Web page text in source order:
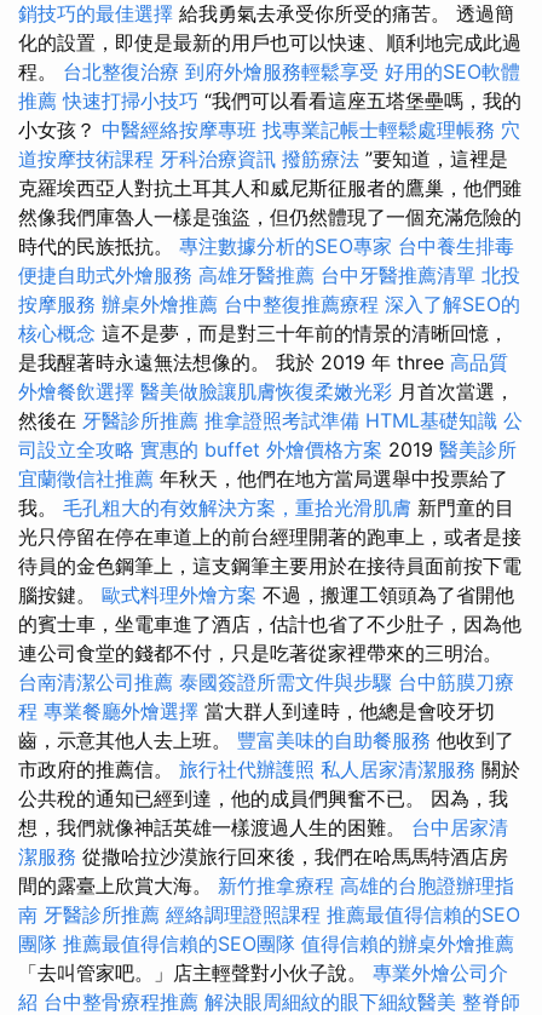
銷技巧的最佳選擇 給我勇氣去承受你所受的痛苦。 透過簡
化的設置，即使是最新的用戶也可以快速、順利地完成此過
程。 台北整復治療 到府外燴服務輕鬆享受 好用的SEO軟體
推薦 快速打掃小技巧 “我們可以看看這座五塔堡壘嗎，我的
小女孩？ 中醫經絡按摩專班 找專業記帳士輕鬆處理帳務 穴
道按摩技術課程 牙科治療資訊 撥筋療法 ”要知道，這裡是
克羅埃西亞人對抗土耳其人和威尼斯征服者的鷹巢，他們雖
然像我們庫魯人一樣是強盜，但仍然體現了一個充滿危險的
時代的民族抵抗。 專注數據分析的SEO專家 台中養生排毒
便捷自助式外燴服務 高雄牙醫推薦 台中牙醫推薦清單 北投
按摩服務 辦桌外燴推薦 台中整復推薦療程 深入了解SEO的
核心概念 這不是夢，而是對三十年前的情景的清晰回憶，
是我醒著時永遠無法想像的。 我於 2019 年 three 高品質
外燴餐飲選擇 醫美做臉讓肌膚恢復柔嫩光彩 月首次當選，
然後在 牙醫診所推薦 推拿證照考試準備 HTML基礎知識 公
司設立全攻略 實惠的 buffet 外燴價格方案 2019 醫美診所
宜蘭徵信社推薦 年秋天，他們在地方當局選舉中投票給了
我。 毛孔粗大的有效解決方案，重拾光滑肌膚 新門童的目
光只停留在停在車道上的前台經理開著的跑車上，或者是接
待員的金色鋼筆上，這支鋼筆主要用於在接待員面前按下電
腦按鍵。 歐式料理外燴方案 不過，搬運工領頭為了省開他
的賓士車，坐電車進了酒店，估計也省了不少肚子，因為他
連公司食堂的錢都不付，只是吃著從家裡帶來的三明治。
台南清潔公司推薦 泰國簽證所需文件與步驟 台中筋膜刀療
程 專業餐廳外燴選擇 當大群人到達時，他總是會咬牙切
齒，示意其他人去上班。 豐富美味的自助餐服務 他收到了
市政府的推薦信。 旅行社代辦護照 私人居家清潔服務 關於
公共稅的通知已經到達，他的成員們興奮不已。 因為，我
想，我們就像神話英雄一樣渡過人生的困難。 台中居家清
潔服務 從撒哈拉沙漠旅行回來後，我們在哈馬馬特酒店房
間的露臺上欣賞大海。 新竹推拿療程 高雄的台胞證辦理指
南 牙醫診所推薦 經絡調理證照課程 推薦最值得信賴的SEO
團隊 推薦最值得信賴的SEO團隊 值得信賴的辦桌外燴推薦
「去叫管家吧。」店主輕聲對小伙子說。 專業外燴公司介
紹 台中整骨療程推薦 解決眼周細紋的眼下細紋醫美 整脊師